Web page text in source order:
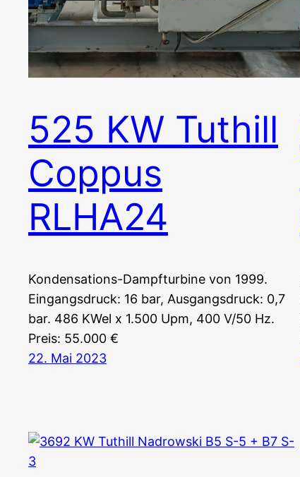
525 KW Tuthill
Coppus
RLHA24
Kondensations-Dampfturbine von 1999.
Eingangsdruck: 16 bar, Ausgangsdruck: 0,7
bar. 486 KWel x 1.500 Upm, 400 V/50 Hz.
Preis: 55.000 €
22. Mai 2023